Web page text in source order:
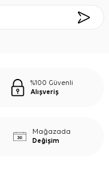
%100 Güvenli
Alışveriş
Mağazada
Değişim